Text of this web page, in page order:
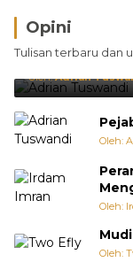
Opini
Tulisan terbaru dan
Brasil Lebih
Punya Cara
Oleh:Adrian
Oleh:
Oleh:
Oleh: